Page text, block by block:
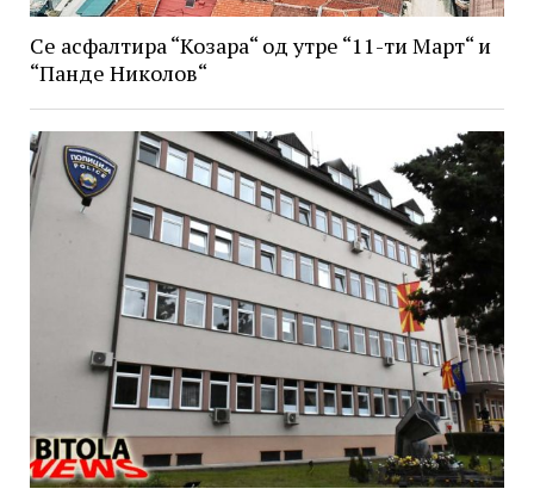
Се асфалтира “Козара“ од утре “11-ти Март“ и
“Панде Николов“